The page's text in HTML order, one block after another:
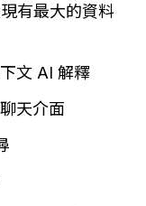
有最大的資料
文 AI 解釋
天介面